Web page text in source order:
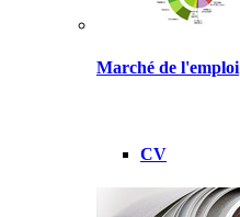
Marché de l'emploi
CV